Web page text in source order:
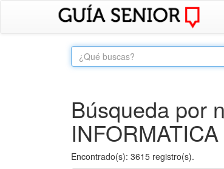
Búsqueda por
Encontrado(s): 3615 registro(s).